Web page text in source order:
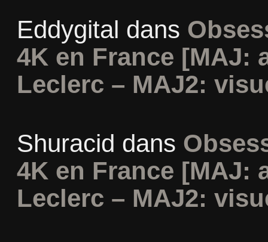
Eddygital dans
4K en France [MAJ:
Leclerc – MAJ2:
Shuracid dans
4K en France [MAJ:
Leclerc – MAJ2: